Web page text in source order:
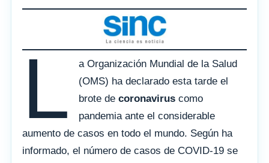
L
a Organización Mundial de la Salud
(OMS) ha declarado esta tarde el
brote decoronavirus como
pandemia ante el considerable
aumento de casos en todo el mundo. Según ha
informado, el número de casos de COVID-19 se